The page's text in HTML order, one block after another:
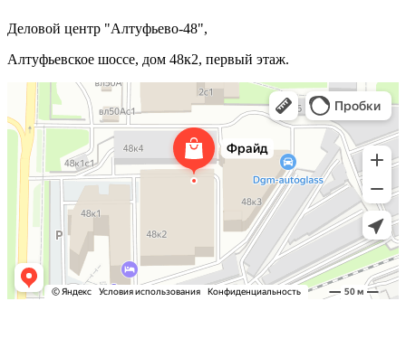
Деловой центр "Алтуфьево-48",
Алтуфьевское шоссе, дом 48к2, первый этаж.